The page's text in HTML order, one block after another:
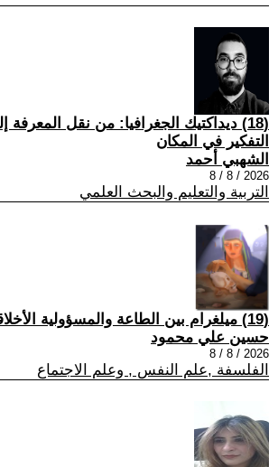
(18) ديداكتيك الجغرافيا: من نقل المعرفة
التفكير في المكان
الشهبي أحمد
2026 / 8 / 8
التربية والتعليم والبحث العلمي
(19) ميلغرام بين الطاعة والمسؤولية الأخلاقية
حسين علي محمود
2026 / 8 / 8
الفلسفة ,علم النفس , وعلم الاجتماع